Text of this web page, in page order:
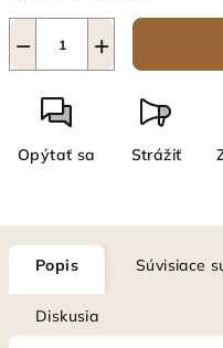
+
−
Opýtať sa Strážiť
Popis Súvisiace
Diskusia